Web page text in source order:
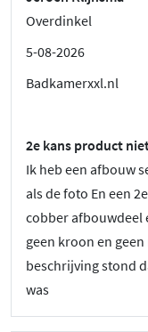
Overdinkel
5-08-2026
Badkamerxxl.nl
2e kans product
Ik heb een afbouw
als de foto En een
cobber afbouwdeel
geen kroon en
beschrijving stond
was